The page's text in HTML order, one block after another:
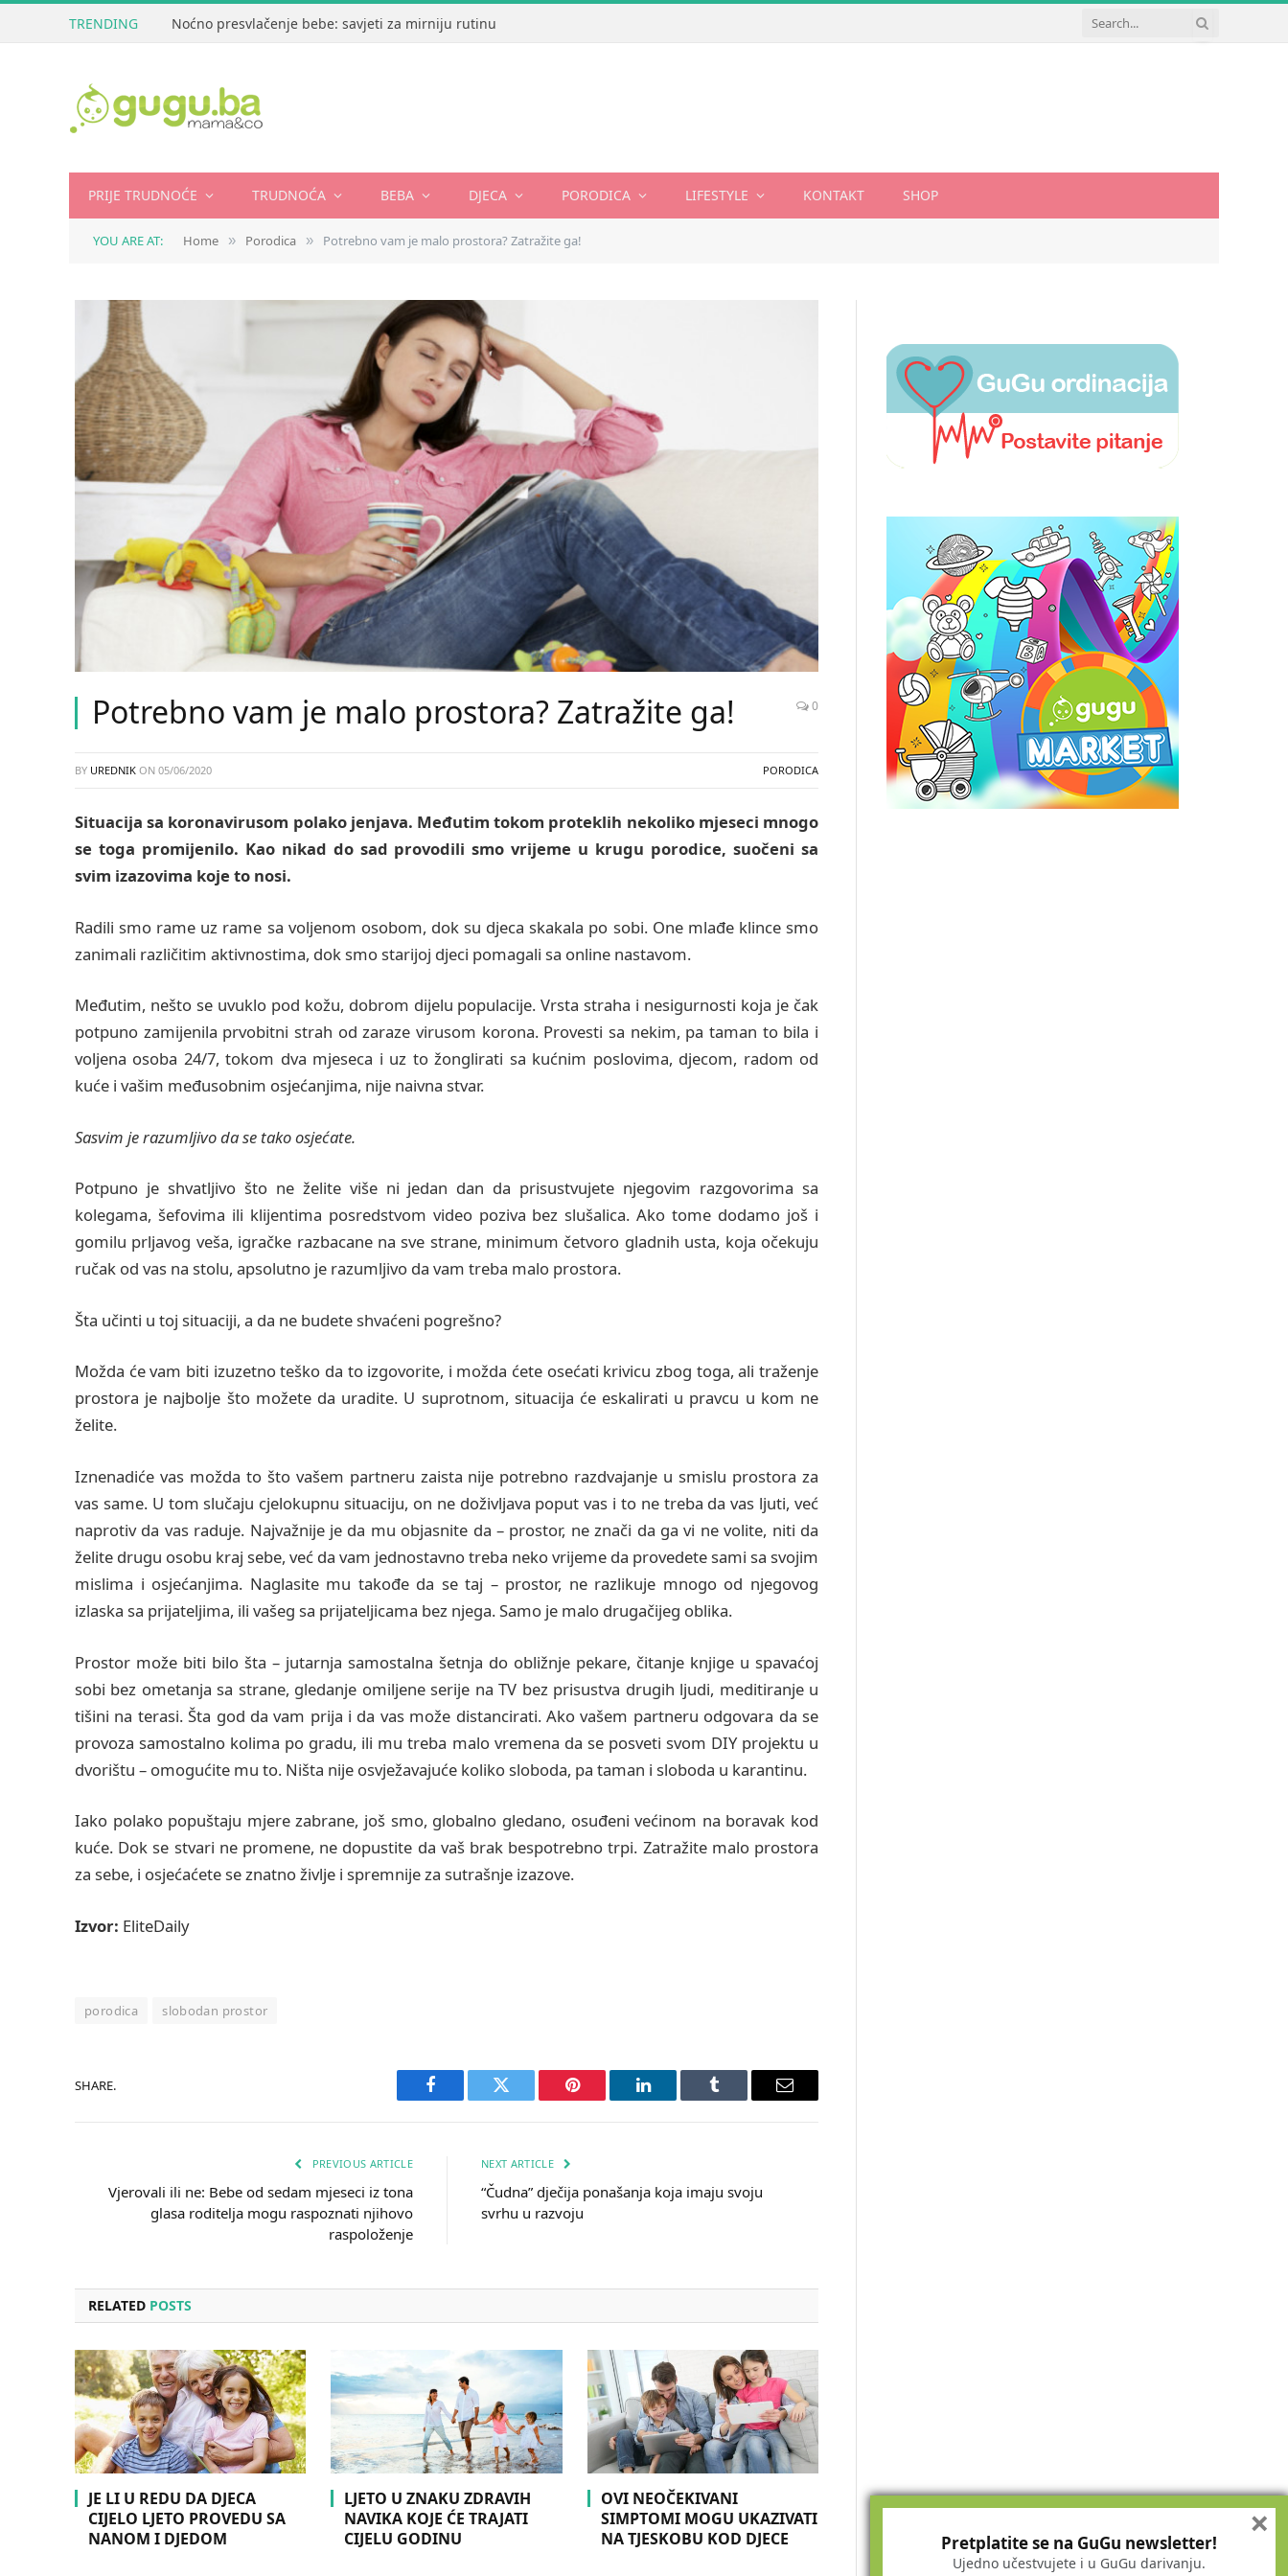
TRENDING Noćno presvlačenje bebe: savjeti za mirniju rutinu
PRIJE TRUDNOĆE TRUDNOĆA BEBA DJECA PORODICA LIFESTYLE KONTAKT SHOP
YOU ARE AT: Home » Porodica » Potrebno vam je malo prostora? Zatražite ga!
Potrebno vam je malo prostora? Zatražite ga! 0
BY UREDNIK ON 05/06/2020 PORODICA
Situacija sa koronavirusom polako jenjava. Međutim tokom proteklih nekoliko mjeseci mnogo
se toga promijenilo. Kao nikad do sad provodili smo vrijeme u krugu porodice, suočeni sa
svim izazovima koje to nosi.
Radili smo rame uz rame sa voljenom osobom, dok su djeca skakala po sobi. One mlađe klince smo
zanimali različitim aktivnostima, dok smo starijoj djeci pomagali sa online nastavom.
Međutim, nešto se uvuklo pod kožu, dobrom dijelu populacije. Vrsta straha i nesigurnosti koja je čak
potpuno zamijenila prvobitni strah od zaraze virusom korona. Provesti sa nekim, pa taman to bila i
voljena osoba 24/7, tokom dva mjeseca i uz to žonglirati sa kućnim poslovima, djecom, radom od
kuće i vašim međusobnim osjećanjima, nije naivna stvar.
Sasvim je razumljivo da se tako osjećate.
Potpuno je shvatljivo što ne želite više ni jedan dan da prisustvujete njegovim razgovorima sa
kolegama, šefovima ili klijentima posredstvom video poziva bez slušalica. Ako tome dodamo još i
gomilu prljavog veša, igračke razbacane na sve strane, minimum četvoro gladnih usta, koja očekuju
ručak od vas na stolu, apsolutno je razumljivo da vam treba malo prostora.
Šta učinti u toj situaciji, a da ne budete shvaćeni pogrešno?
Možda će vam biti izuzetno teško da to izgovorite, i možda ćete osećati krivicu zbog toga, ali traženje
prostora je najbolje što možete da uradite. U suprotnom, situacija će eskalirati u pravcu u kom ne
želite.
Iznenadiće vas možda to što vašem partneru zaista nije potrebno razdvajanje u smislu prostora za
vas same. U tom slučaju cjelokupnu situaciju, on ne doživljava poput vas i to ne treba da vas ljuti, već
naprotiv da vas raduje. Najvažnije je da mu objasnite da – prostor, ne znači da ga vi ne volite, niti da
želite drugu osobu kraj sebe, već da vam jednostavno treba neko vrijeme da provedete sami sa svojim
mislima i osjećanjima. Naglasite mu takođe da se taj – prostor, ne razlikuje mnogo od njegovog
izlaska sa prijateljima, ili vašeg sa prijateljicama bez njega. Samo je malo drugačijeg oblika.
Prostor može biti bilo šta – jutarnja samostalna šetnja do obližnje pekare, čitanje knjige u spavaćoj
sobi bez ometanja sa strane, gledanje omiljene serije na TV bez prisustva drugih ljudi, meditiranje u
tišini na terasi. Šta god da vam prija i da vas može distancirati. Ako vašem partneru odgovara da se
provoza samostalno kolima po gradu, ili mu treba malo vremena da se posveti svom DIY projektu u
dvorištu – omogućite mu to. Ništa nije osvježavajuće koliko sloboda, pa taman i sloboda u karantinu.
Iako polako popuštaju mjere zabrane, još smo, globalno gledano, osuđeni većinom na boravak kod
kuće. Dok se stvari ne promene, ne dopustite da vaš brak bespotrebno trpi. Zatražite malo prostora
za sebe, i osjećaćete se znatno življe i spremnije za sutrašnje izazove.
Izvor: EliteDaily
porodica slobodan prostor
SHARE.
Facebook Twitter Pinterest LinkedIn Tumblr Email
PREVIOUS ARTICLE
Vjerovali ili ne: Bebe od sedam mjeseci iz tona
glasa roditelja mogu raspoznati njihovo
raspoloženje
NEXT ARTICLE
“Čudna” dječija ponašanja koja imaju svoju
svrhu u razvoju
RELATED POSTS
JE LI U REDU DA DJECA
CIJELO LJETO PROVEDU SA
NANOM I DJEDOM
LJETO U ZNAKU ZDRAVIH
NAVIKA KOJE ĆE TRAJATI
CIJELU GODINU
OVI NEOČEKIVANI
SIMPTOMI MOGU UKAZIVATI
NA TJESKOBU KOD DJECE
Pretplatite se na GuGu newsletter!
Ujedno učestvujete i u GuGu darivanju.
×